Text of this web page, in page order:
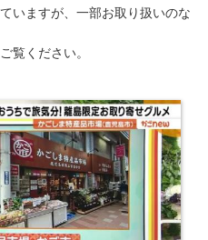
いますが、一部お取り扱いのな
覧ください。